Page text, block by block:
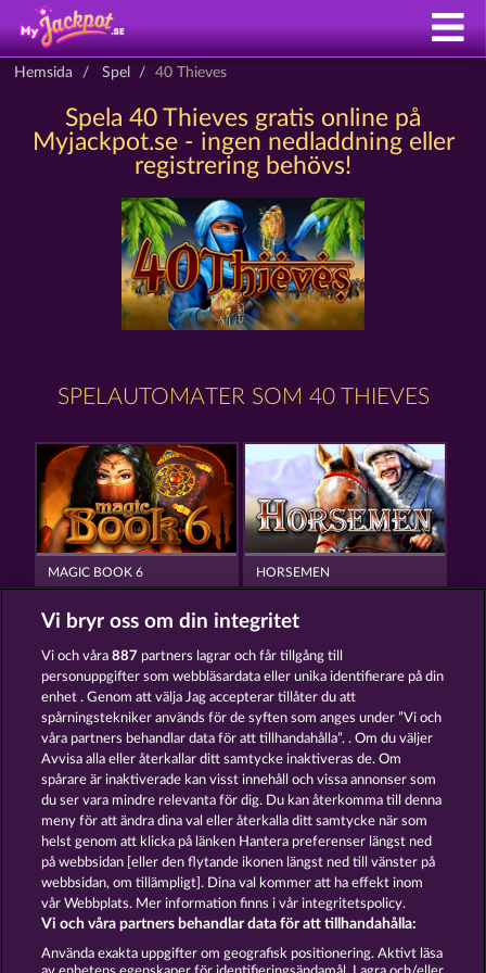
Hemsida Spel 40 Thieves
Spela 40 Thieves gratis online på
Myjackpot.se - ingen nedladdning eller
registrering behövs!
SPELAUTOMATER SOM 40 THIEVES
MAGIC BOOK 6 HORSEMEN
GATES OF PERSIA MAGIC BOOK
Användarvillkor Sekretesspolicy Avtryck
Om Företaget FAQ Partnerprogram
Facebook
Skicka in en begäran om att ångra köpet
Vi bryr oss om din integritet
Vi och våra887 partners lagrar och får tillgång till
personuppgifter som webbläsardata eller unika identifierare på din
enhet . Genom att välja Jag accepterar tillåter du att
spårningstekniker används för de syften som anges under ”Vi och
våra partners behandlar data för att tillhandahålla”. . Om du väljer
Avvisa alla eller återkallar ditt samtycke inaktiveras de. Om
spårare är inaktiverade kan visst innehåll och vissa annonser som
du ser vara mindre relevanta för dig. Du kan återkomma till denna
meny för att ändra dina val eller återkalla ditt samtycke när som
helst genom att klicka på länken Hantera preferenser längst ned
på webbsidan [eller den flytande ikonen längst ned till vänster på
webbsidan, om tillämpligt]. Dina val kommer att ha effekt inom
vår Webbplats. Mer information finns i vår integritetspolicy.
Vi och våra partners behandlar data för att tillhandahålla:
Använda exakta uppgifter om geografisk positionering. Aktivt läsa